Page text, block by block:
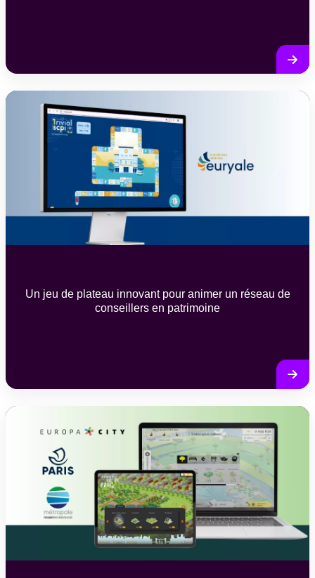
Un jeu de plateau innovant pour animer un réseau de
conseillers en patrimoine